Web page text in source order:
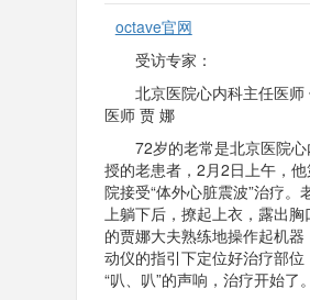
octave官网
受访专家：
北京医院心内科主任医师
医师 贾 娜
72岁的老常是北京医院心
授的老患者，2月2日上午，
院接受“体外心脏震波”治疗。
上躺下后，撩起上衣，露出胸
的贾娜大夫熟练地操作起机器
动仪的指引下定位好治疗部位
“叭、叭”的声响，治疗开始了。